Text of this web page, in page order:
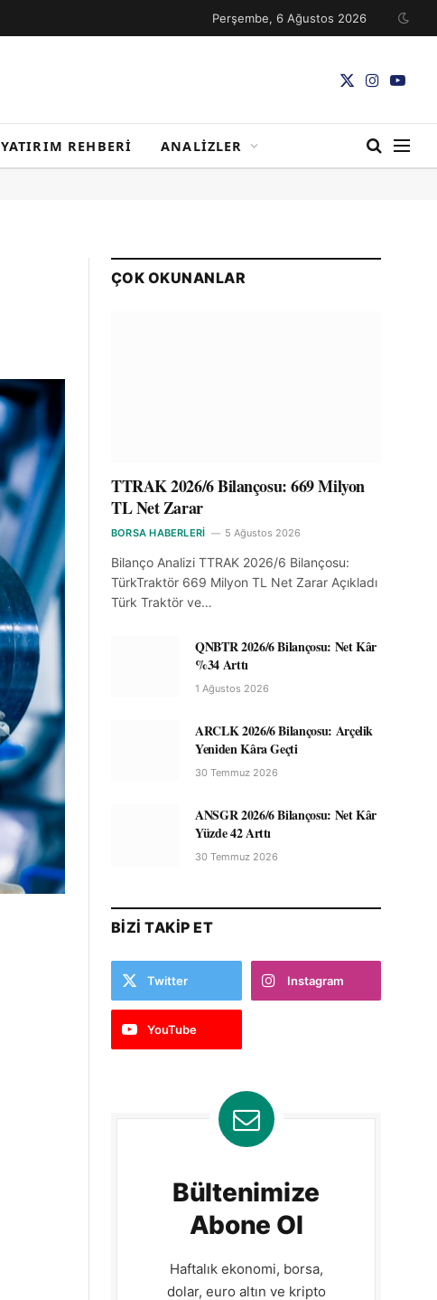
Perşembe, 6 Ağustos 2026
X
Instagram
YATIRIM REHBERI ANALIZLER
ÇOK OKUNANLAR
TTRAK 2026/6 Bilançosu: 669 Milyon
TL Net Zarar
BORSA HABERLERI 5 Ağustos 2026
Bilanço Analizi TTRAK 2026/6 Bilançosu:
TürkTraktör 669 Milyon TL Net Zarar Açıkladı
Türk Traktör ve…
QNBTR 2026/6 Bilançosu: Net Kâr
%34 Arttı
1 Ağustos 2026
ARCLK 2026/6 Bilançosu: Arçelik
Yeniden Kâra Geçti
30 Temmuz 2026
ANSGR 2026/6 Bilançosu: Net Kâr
Yüzde 42 Arttı
30 Temmuz 2026
BIZI TAKIP ET
Twitter Instagram
YouTube
Bültenimize
Abone Ol
Haftalık ekonomi, borsa,
dolar, euro altın ve kripto